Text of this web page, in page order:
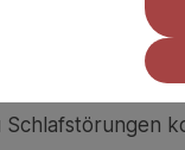
plötzlich
Tag